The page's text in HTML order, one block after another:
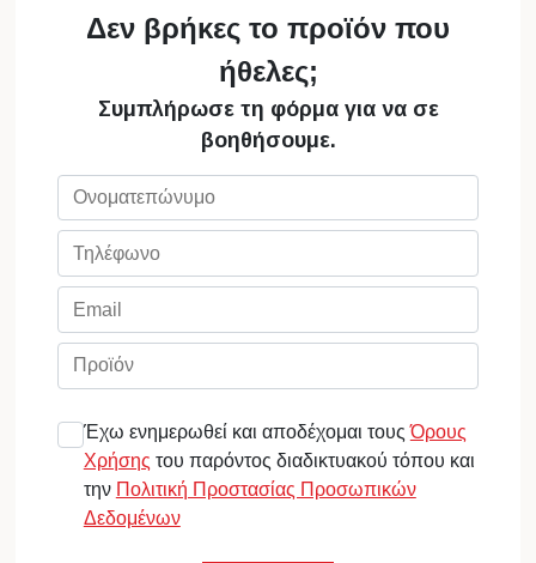
Δεν βρήκες το προϊόν που
ήθελες;
Συμπλήρωσε τη φόρμα για να σε
βοηθήσουμε.
Έχω ενημερωθεί και αποδέχομαι τουςΌρους
Χρήσης του παρόντος διαδικτυακού τόπου και
την Πολιτική Προστασίας Προσωπικών
Δεδομένων